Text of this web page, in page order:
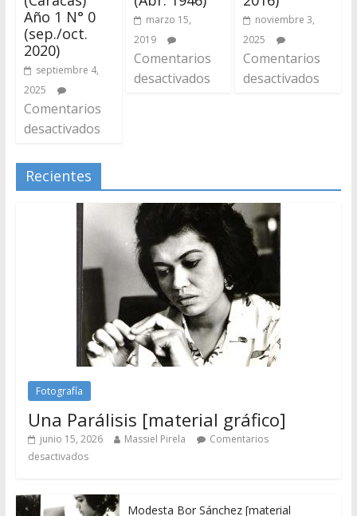
Año 1 N° 0
(sep./oct.
2020)
septiembre 4,
2025
Comentarios
desactivados
marzo 15,
2019
Comentarios
desactivados
noviembre 3,
2025
Comentarios
desactivados
Recientes
Fotografía
Una Parálisis [material gráfico]
junio 15, 2026 Massiel Pirela
Comentarios
desactivados
Modesta Bor Sánchez [material